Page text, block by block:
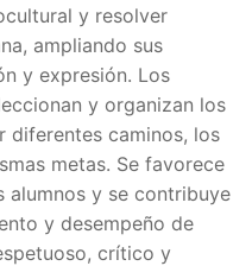
y resolver
ampliando sus
y expresión. Los
y organizan los
diferentes caminos, los
metas. Se favorece
alumnos y se contribuye
y desempeño de
crítico y